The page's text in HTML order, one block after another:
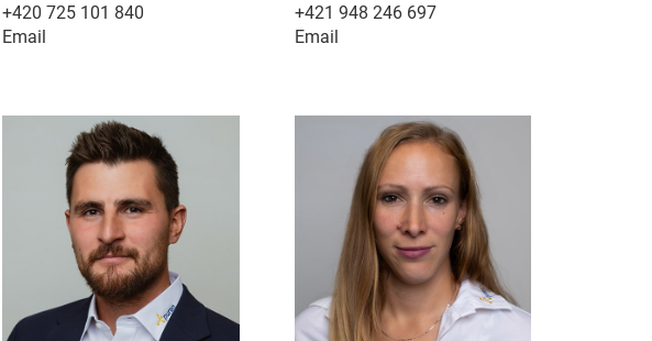
+420 725 101 840
Email
+421 948 246 697
Email
pokud je důležitý pro náš pracovní postup. Například přístupný obsah,